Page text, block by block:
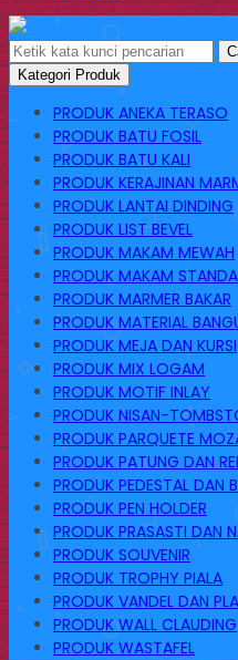
Kategori Produk
PRODUK ANEKA TERASO
PRODUK BATU FOSIL
PRODUK BATU KALI
PRODUK KERAJINAN
PRODUK LANTAI DINDING
PRODUK LIST BEVEL
PRODUK MAKAM MEWAH
PRODUK MAKAM
PRODUK MARMER BAKAR
PRODUK MATERIAL
PRODUK MEJA DAN KURSI
PRODUK MIX LOGAM
PRODUK MOTIF INLAY
PRODUK NISAN-
PRODUK PARQUETE
PRODUK PATUNG DAN
PRODUK PEDESTAL DAN
PRODUK PEN HOLDER
PRODUK PRASASTI DAN
PRODUK SOUVENIR
PRODUK TROPHY PIALA
PRODUK VANDEL DAN
PRODUK WALL CLAUDING
PRODUK WASTAFEL